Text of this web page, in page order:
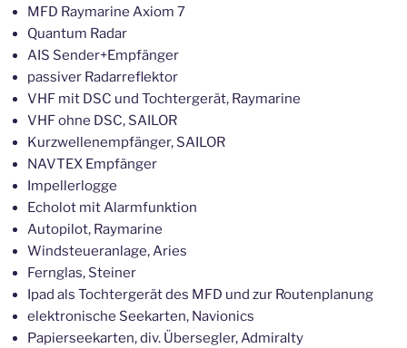
MFD Raymarine Axiom 7
Quantum Radar
AIS Sender+Empfänger
passiver Radarreflektor
VHF mit DSC und Tochtergerät, Raymarine
VHF ohne DSC, SAILOR
Kurzwellenempfänger, SAILOR
NAVTEX Empfänger
Impellerlogge
Echolot mit Alarmfunktion
Autopilot, Raymarine
Windsteueranlage, Aries
Fernglas, Steiner
Ipad als Tochtergerät des MFD und zur Routenplanung
elektronische Seekarten, Navionics
Papierseekarten, div. Übersegler, Admiralty